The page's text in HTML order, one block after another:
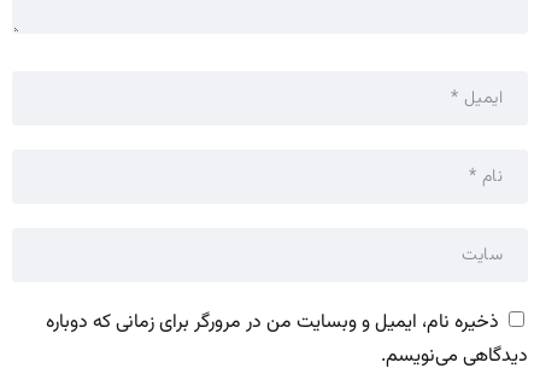
ذخیره نام، ایمیل و وبسایت من در مرورگر برای زمانی که دوباره
دیدگاهی می‌نویسم.